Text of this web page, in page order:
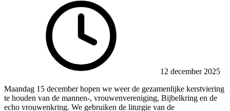
12 december 2025
Maandag 15 december hopen we weer de gezamenlijke kerstviering
te houden van de mannen-, vrouwenvereniging, Bijbelkring en de
echo vrouwenkring. We gebruiken de liturgie van de